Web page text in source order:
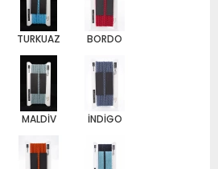
TURKUAZ BORDO
MALDİV İNDİGO